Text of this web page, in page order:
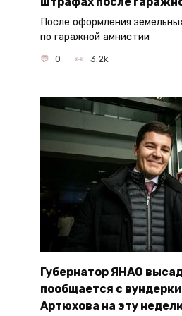
После оформления
по гаражной амнистии
0 3.2k.
Губернатор ЯНАО
пообщается с
Артюхова на эту